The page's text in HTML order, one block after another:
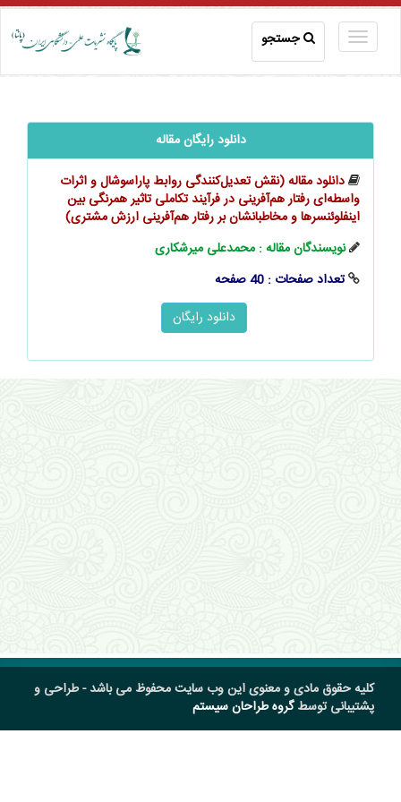
جستجو
دانلود رایگان مقاله
دانلود مقاله (نقش تعدیل‌کنندگی روابط پاراسوشال و اثرات
واسطه‌‌‌‌ای رفتار هم‌آفرینی در فرآیند تکاملی تاثیر همرنگی بین
اینفلوئنسرها و مخاطبانشان بر رفتار هم‌آفرینی ارزش مشتری)
نویسندگان مقاله : محمدعلی میرشکاری
تعداد صفحات : 40 صفحه
کلیه حقوق مادی و معنوی این وب سایت محفوظ می باشد - طراحی و
پشتیبانی توسطگروه طراحان سیستم